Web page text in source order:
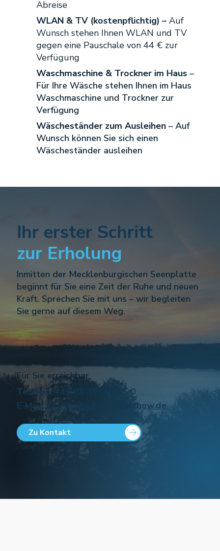
Abreise
WLAN & TV (kostenpflichtig) –Auf
Wunsch stehen Ihnen WLAN und TV
gegen eine Pauschale von 44 € zur
Verfügung
Waschmaschine & Trockner im Haus –
Für Ihre Wäsche stehen Ihnen im Haus
Waschmaschine und Trockner zur
Verfügung
Wäscheständer zum Ausleihen – Auf
Wunsch können Sie sich einen
Wäscheständer ausleihen
Ihr erster Schritt
zur Erholung
Inmitten der Mecklenburgischen Seenplatte
beginnt für Sie eine Zeit der Ruhe und neuen
Kraft. Sprechen Sie mit uns – wir begleiten
Sie gerne auf diesem Weg.
Für Sie erreichbar
Telefon: +49 (0) 39932 15-0
E-Mail:info@reha-klinik-malchow.de
Zu Kontakt